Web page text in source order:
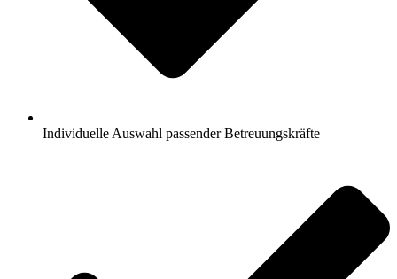
Individuelle Auswahl passender Betreuungskräfte